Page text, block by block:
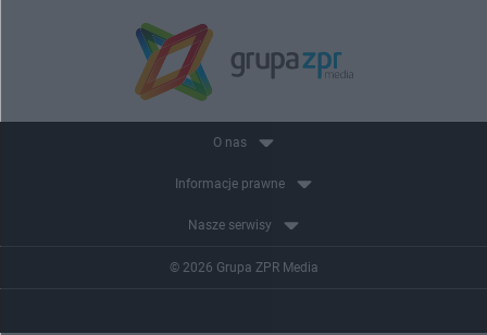
O nas
Informacje prawne
Nasze serwisy
© 2026 Grupa ZPR Media